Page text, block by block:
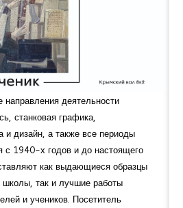
направления деятельности
станковая графика,
и дизайн, а также все периоды
1940-х годов и до настоящего
как выдающиеся образцы
так и лучшие работы
и учеников. Посетитель